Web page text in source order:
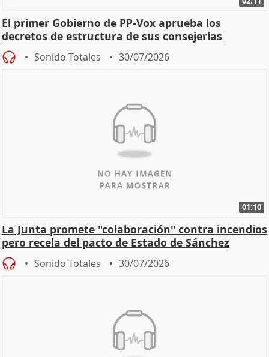
El primer Gobierno de PP-Vox aprueba los
decretos de estructura de sus consejerías
Sonido Totales 30/07/2026
01:10
La Junta promete "colaboración" contra incendios
pero recela del pacto de Estado de Sánchez
Sonido Totales 30/07/2026